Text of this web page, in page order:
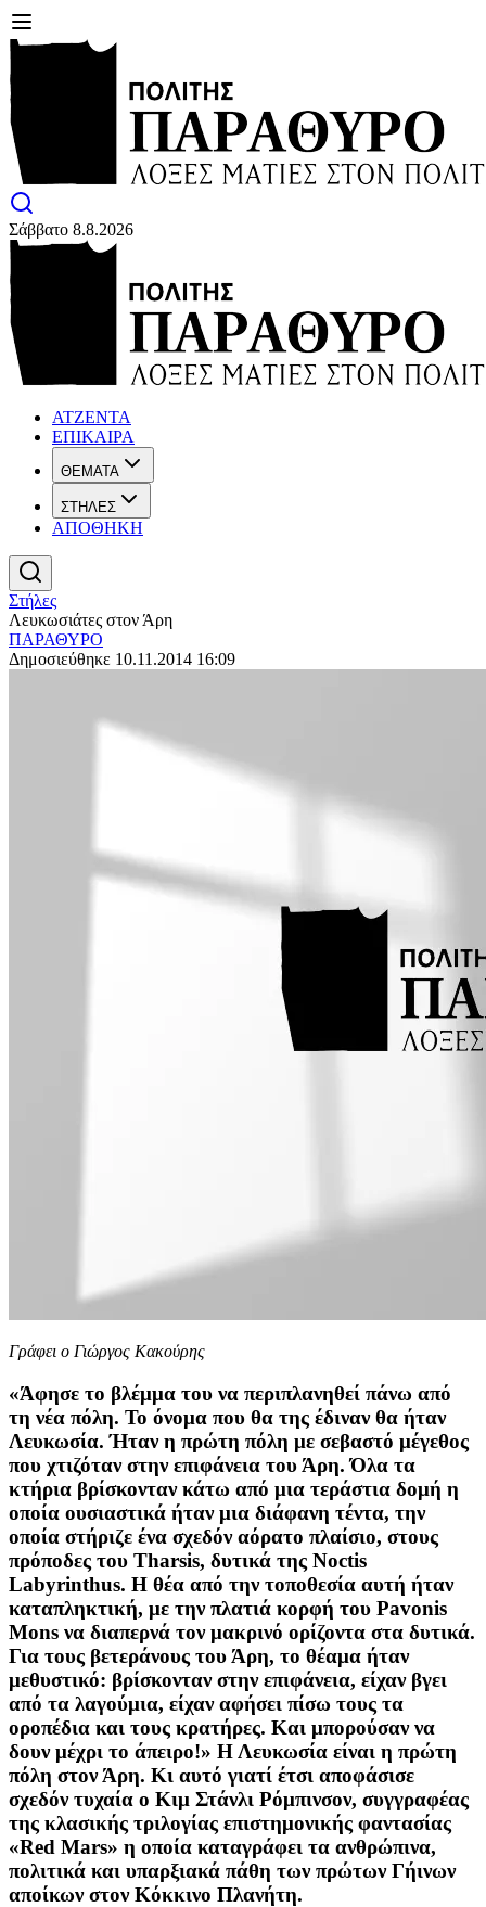
Σάββατο 8.8.2026
ΑΤΖΕΝΤΑ
ΕΠΙΚΑΙΡΑ
ΘΕΜΑΤΑ
ΣΤΗΛΕΣ
ΑΠΟΘΗΚΗ
Στήλες
Λευκωσιάτες στον Άρη
ΠΑΡΑΘΥΡΟ
Δημοσιεύθηκε 10.11.2014 16:09
Γράφει ο Γιώργος Κακούρης
«Άφησε το βλέμμα του να περιπλανηθεί πάνω από
τη νέα πόλη. Το όνομα που θα της έδιναν θα ήταν
Λευκωσία. Ήταν η πρώτη πόλη με σεβαστό μέγεθος
που χτιζόταν στην επιφάνεια του Άρη. Όλα τα
κτήρια βρίσκονταν κάτω από μια τεράστια δομή η
οποία ουσιαστικά ήταν μια διάφανη τέντα, την
οποία στήριζε ένα σχεδόν αόρατο πλαίσιο, στους
πρόποδες του Tharsis, δυτικά της Noctis
Labyrinthus. Η θέα από την τοποθεσία αυτή ήταν
καταπληκτική, με την πλατιά κορφή του Pavonis
Mons να διαπερνά τον μακρινό ορίζοντα στα δυτικά.
Για τους βετεράνους του Άρη, το θέαμα ήταν
μεθυστικό: βρίσκονταν στην επιφάνεια, είχαν βγει
από τα λαγούμια, είχαν αφήσει πίσω τους τα
οροπέδια και τους κρατήρες. Και μπορούσαν να
δουν μέχρι το άπειρο!» Η Λευκωσία είναι η πρώτη
πόλη στον Άρη. Κι αυτό γιατί έτσι αποφάσισε
σχεδόν τυχαία ο Κιμ Στάνλι Ρόμπινσον, συγγραφέας
της κλασικής τριλογίας επιστημονικής φαντασίας
«Red Mars» η οποία καταγράφει τα ανθρώπινα,
πολιτικά και υπαρξιακά πάθη των πρώτων Γήινων
αποίκων στον Κόκκινο Πλανήτη.